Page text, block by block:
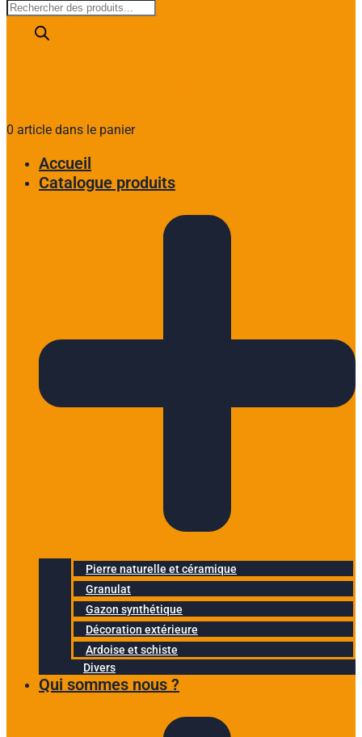
0 article dans le panier
Accueil
Catalogue produits
Pierre naturelle et céramique
Granulat
Gazon synthétique
Décoration extérieure
Ardoise et schiste
Divers
Qui sommes nous ?